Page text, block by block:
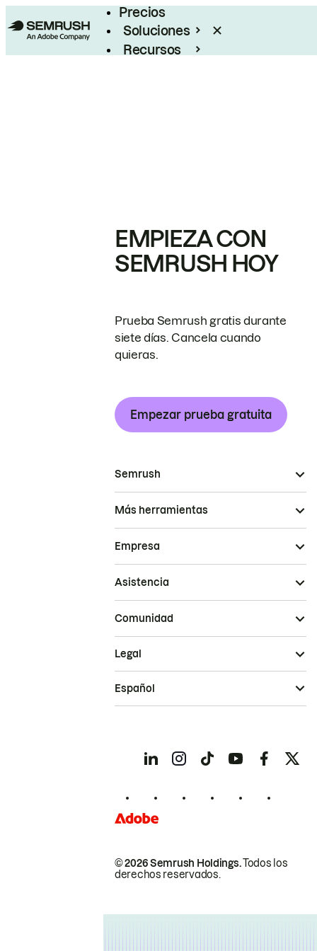
Precios
Soluciones
Recursos
EMPIEZA CON
SEMRUSH HOY
Prueba Semrush gratis durante
siete días. Cancela cuando
quieras.
Empezar prueba gratuita
Semrush
Más herramientas
Empresa
Asistencia
Comunidad
© 2026 Semrush Holdings.Todos los
derechos reservados.
Legal
Español